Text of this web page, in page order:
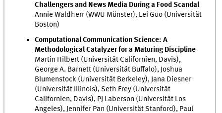
Challengers and News Media During a Food Scandal
Annie Waldherr (WWU Münster), Lei Guo (Universität
Boston)
Computational Communication Science: A
Methodological Catalyzer for a Maturing Discipline
Martin Hilbert (Universität Californien, Davis),
George A. Barnett (Universität Buffalo), Joshua
Blumenstock (Universität Berkeley), Jana Diesner
(Universität Illinois), Seth Frey (Universität
Californien, Davis), PJ Laberson (Universität Los
Angeles), Jennifer Pan (Universität Stanford), Paul